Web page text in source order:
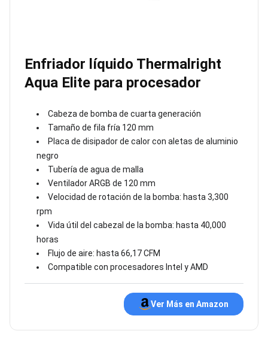
Enfriador líquido Thermalright
Aqua Elite para procesador
Cabeza de bomba de cuarta generación
Tamaño de fila fría 120 mm
Placa de disipador de calor con aletas de aluminio
negro
Tubería de agua de malla
Ventilador ARGB de 120 mm
Velocidad de rotación de la bomba: hasta 3,300
rpm
Vida útil del cabezal de la bomba: hasta 40,000
horas
Flujo de aire: hasta 66,17 CFM
Compatible con procesadores Intel y AMD
Ver Más en Amazon